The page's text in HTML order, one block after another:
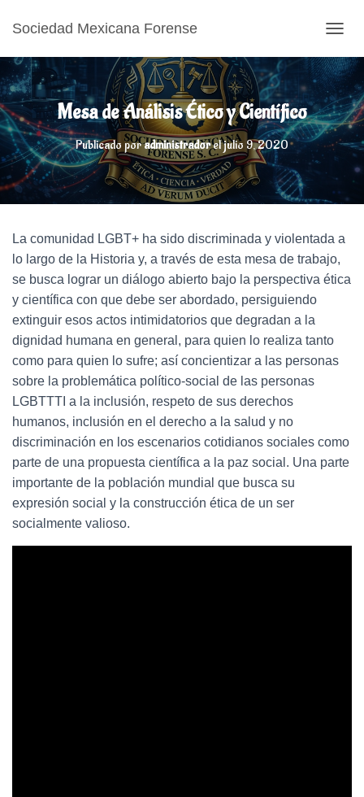
Sociedad Mexicana Forense
Mesa de Análisis Ético y Científico
Publicado poradministradoreljulio 9, 2020
La comunidad LGBT+ ha sido discriminada y violentada a
lo largo de la Historia y, a través de esta mesa de trabajo,
se busca lograr un diálogo abierto bajo la perspectiva ética
y científica con que debe ser abordado, persiguiendo
extinguir esos actos intimidatorios que degradan a la
dignidad humana en general, para quien lo realiza tanto
como para quien lo sufre; así concientizar a las personas
sobre la problemática político-social de las personas
LGBTTTI a la inclusión, respeto de sus derechos
humanos, inclusión en el derecho a la salud y no
discriminación en los escenarios cotidianos sociales como
parte de una propuesta científica a la paz social. Una parte
importante de la población mundial que busca su
expresión social y la construcción ética de un ser
socialmente valioso.